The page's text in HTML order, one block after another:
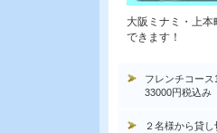
大阪ミナミ・上
できます！
フレンチコース
33000円税込み
２名様から貸